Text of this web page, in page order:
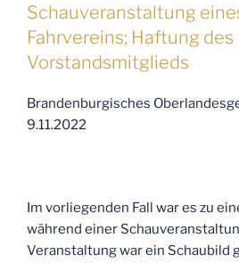
Schauveranstaltung
Fahrvereins; Haftung des
Vorstandsmitglieds
Brandenburgisches
9.11.2022
Im vorliegenden Fall war es zu
während einer
Veranstaltung war ein Schaubild